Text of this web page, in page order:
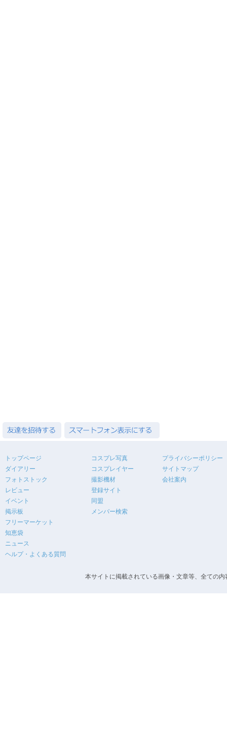
トップページ
ダイアリー
フォトストック
レビュー
イベント
掲示板
フリーマーケット
知恵袋
ニュース
ヘルプ・よくある質問
コスプレ写真
コスプレイヤー
撮影機材
登録サイト
同盟
メンバー検索
プライバシーポリシー
サイトマップ
会社案内
本サイトに掲載されている画像・文章等、全ての